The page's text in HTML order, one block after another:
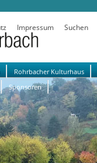
Impressum Suchen
Rohrbacher Kulturhaus
Sponsoren